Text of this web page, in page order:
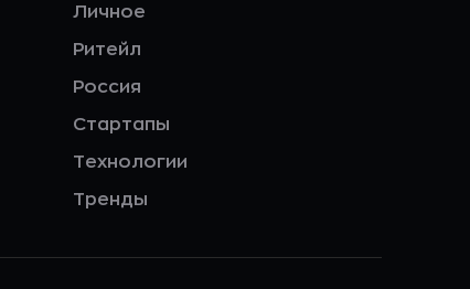
Личное
Ритейл
Россия
Стартапы
Технологии
Тренды